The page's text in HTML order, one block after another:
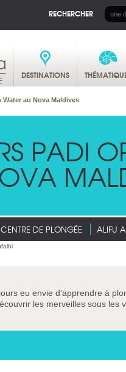
RECHERCHER
DESTINATIONS
Water au Nova Maldives
PADI
CENTRE DE PLONGÉE ALIFU
eu envie d’apprendre à
les merveilles sous les